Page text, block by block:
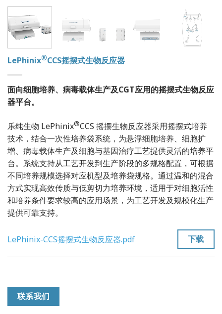
LePhinix®CCS摇摆式生物反应器
面向细胞培养、病毒载体生产及CGT应用的摇摆式生物反应
器平台。
乐纯生物 LePhinix®CCS 摇摆生物反应器采用摇摆式培养
技术，结合一次性培养袋系统，为悬浮细胞培养、细胞扩
增、病毒载体生产及细胞与基因治疗工艺提供灵活的培养平
台。系统支持从工艺开发到生产阶段的多规格配置，可根据
不同培养规模选择对应机型及培养袋规格。通过温和的混合
方式实现高效传质与低剪切力培养环境，适用于对细胞活性
和培养条件要求较高的应用场景，为工艺开发及规模化生产
提供可靠支持。
LePhinix-CCS摇摆式生物反应器.pdf 下载
联系我们